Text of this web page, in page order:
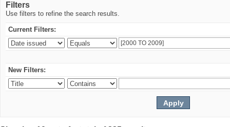
Filters
Use filters to refine the search results.
Current Filters:
New Filters: